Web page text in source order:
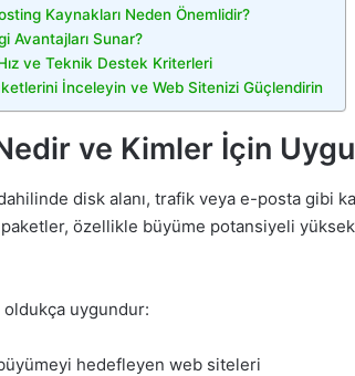
Kaynakları Neden Önemlidir?
Avantajları Sunar?
ve Teknik Destek Kriterleri
İnceleyin ve Web Sitenizi Güçlendirin
ve Kimler İçin
dahilinde disk alanı, trafik veya e-posta gibi
özellikle büyüme potansiyeli
oldukça uygundur:
hedefleyen web siteleri